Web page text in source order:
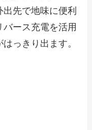
先で地味に便利
ース充電を活用
っきり出ます。